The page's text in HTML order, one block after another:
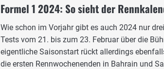
Formel 1 2024: So sieht der
Wie schon im Vorjahr gibt es auch 2024 nur
Tests vom 21. bis zum 23. Februar über die
eigentliche Saisonstart rückt allerdings
die ersten Rennwochenenden in Bahrain und